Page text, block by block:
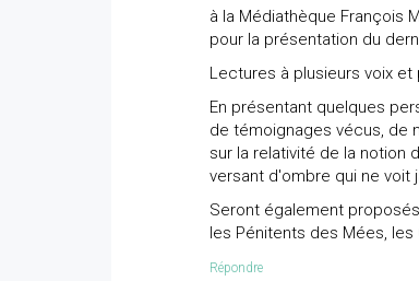
à la Médiathèque François
pour la présentation du
Lectures à plusieurs voix et
En présentant quelques
de témoignages vécus, de
sur la relativité de la notion
versant d'ombre qui ne voit
Seront également
les Pénitents des Mées,
Répondre